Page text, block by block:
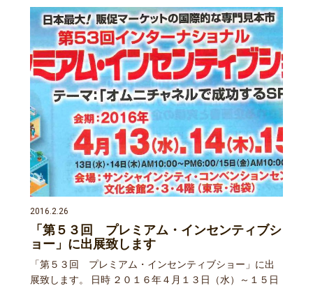
2016.2.26
「第５３回 プレミアム・インセンティブシ
ョー」に出展致します
「第５３回 プレミアム・インセンティブショー」に出
展致します。 日時 ２０１６年４月１３日（水）～１５日